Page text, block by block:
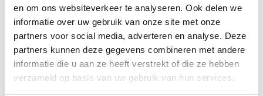
en om ons websiteverkeer te analyseren. Ook delen we
informatie over uw gebruik van onze site met onze
partners voor social media, adverteren en analyse. Deze
partners kunnen deze gegevens combineren met andere
informatie die u aan ze heeft verstrekt of die ze hebben
verzameld op basis van uw gebruik van hun services.